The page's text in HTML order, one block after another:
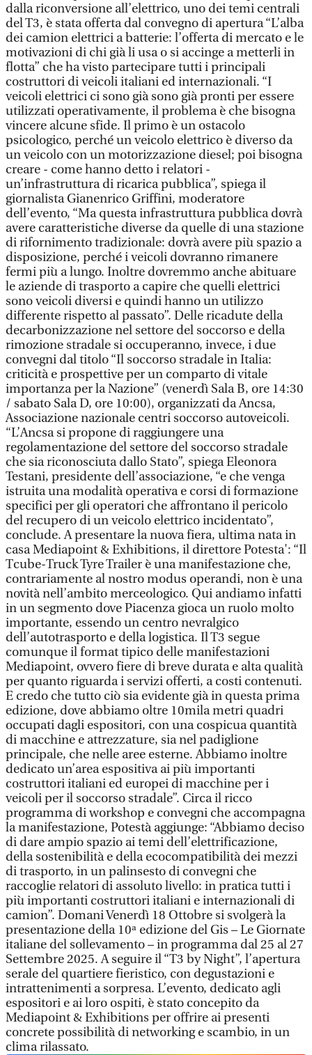
dalla riconversione all’elettrico, uno dei temi centrali
del T3, è stata offerta dal convegno di apertura “L’alba
dei camion elettrici a batterie: l’offerta di mercato e le
motivazioni di chi già li usa o si accinge a metterli in
flotta” che ha visto partecipare tutti i principali
costruttori di veicoli italiani ed internazionali. “I
veicoli elettrici ci sono già sono già pronti per essere
utilizzati operativamente, il problema è che bisogna
vincere alcune sfide. Il primo è un ostacolo
psicologico, perché un veicolo elettrico è diverso da
un veicolo con un motorizzazione diesel; poi bisogna
creare - come hanno detto i relatori -
un’infrastruttura di ricarica pubblica”, spiega il
giornalista Gianenrico Griffini, moderatore
dell’evento, “Ma questa infrastruttura pubblica dovrà
avere caratteristiche diverse da quelle di una stazione
di rifornimento tradizionale: dovrà avere più spazio a
disposizione, perché i veicoli dovranno rimanere
fermi più a lungo. Inoltre dovremmo anche abituare
le aziende di trasporto a capire che quelli elettrici
sono veicoli diversi e quindi hanno un utilizzo
differente rispetto al passato”. Delle ricadute della
decarbonizzazione nel settore del soccorso e della
rimozione stradale si occuperanno, invece, i due
convegni dal titolo “Il soccorso stradale in Italia:
criticità e prospettive per un comparto di vitale
importanza per la Nazione” (venerdì Sala B, ore 14:30
/ sabato Sala D, ore 10:00), organizzati da Ancsa,
Associazione nazionale centri soccorso autoveicoli.
“L’Ancsa si propone di raggiungere una
regolamentazione del settore del soccorso stradale
che sia riconosciuta dallo Stato”, spiega Eleonora
Testani, presidente dell’associazione, “e che venga
istruita una modalità operativa e corsi di formazione
specifici per gli operatori che affrontano il pericolo
del recupero di un veicolo elettrico incidentato”,
conclude. A presentare la nuova fiera, ultima nata in
casa Mediapoint & Exhibitions, il direttore Potesta': “Il
Tcube-Truck Tyre Trailer è una manifestazione che,
contrariamente al nostro modus operandi, non è una
novità nell’ambito merceologico. Qui andiamo infatti
in un segmento dove Piacenza gioca un ruolo molto
importante, essendo un centro nevralgico
dell’autotrasporto e della logistica. Il T3 segue
comunque il format tipico delle manifestazioni
Mediapoint, ovvero fiere di breve durata e alta qualità
per quanto riguarda i servizi offerti, a costi contenuti.
E credo che tutto ciò sia evidente già in questa prima
edizione, dove abbiamo oltre 10mila metri quadri
occupati dagli espositori, con una cospicua quantità
di macchine e attrezzature, sia nel padiglione
principale, che nelle aree esterne. Abbiamo inoltre
dedicato un’area espositiva ai più importanti
costruttori italiani ed europei di macchine per i
veicoli per il soccorso stradale”. Circa il ricco
programma di workshop e convegni che accompagna
la manifestazione, Potestà aggiunge: “Abbiamo deciso
di dare ampio spazio ai temi dell’elettrificazione,
della sostenibilità e della ecocompatibilità dei mezzi
di trasporto, in un palinsesto di convegni che
raccoglie relatori di assoluto livello: in pratica tutti i
più importanti costruttori italiani e internazionali di
camion”. Domani Venerdì 18 Ottobre si svolgerà la
presentazione della 10ª edizione del Gis – Le Giornate
italiane del sollevamento – in programma dal 25 al 27
Settembre 2025. A seguire il “T3 by Night”, l’apertura
serale del quartiere fieristico, con degustazioni e
intrattenimenti a sorpresa. L’evento, dedicato agli
espositori e ai loro ospiti, è stato concepito da
Mediapoint & Exhibitions per offrire ai presenti
concrete possibilità di networking e scambio, in un
clima rilassato.